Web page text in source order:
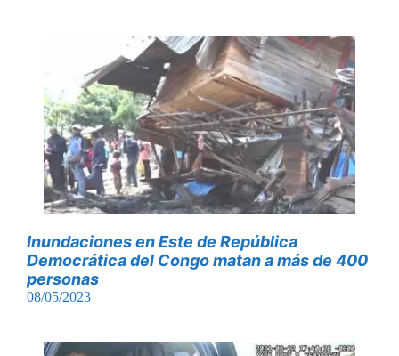
Inundaciones en Este de República
Democrática del Congo matan a más de 400
personas
08/05/2023